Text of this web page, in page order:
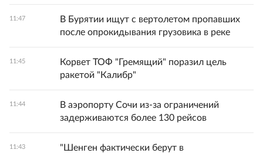
11:47
В Бурятии ищут с вертолетом пропавших
после опрокидывания грузовика в реке
11:45
Корвет ТОФ "Гремящий" поразил цель
ракетой "Калибр"
11:44
В аэропорту Сочи из-за ограничений
задерживаются более 130 рейсов
11:43
"Шенген фактически берут в